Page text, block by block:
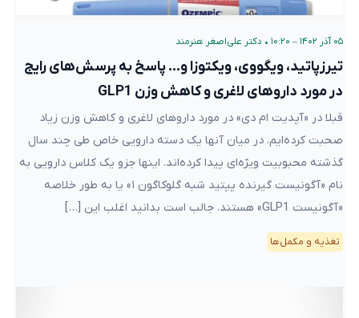
۰۵ آذر ۱۴۰۲ – ۱۰:۲۰ • دکتر علی‌اصغر هنرمند
تیرزپاتید، ویگووی، ویکتوزا و… پاسخ به پرسش‌های رایج
در مورد داروهای لاغری و کاهش وزن GLP1
قبلا در «آپدیت ام دی» در مورد داروهای لاغری و کاهش وزن زیاد
صحبت کرده‌ایم. در میان آنها یک دسته دارویی خاص طی چند سال
گذشته محبوبیت ویژه‌ای پیدا کرده‌اند. اینها جزو یک کلاس دارویی به
نام «آگونیست گیرنده پپتید شبه گلوکاگون ۱» یا به طور خلاصه
«آگونیست GLP1» هستند. جالب است بدانید اغلب این […]
تغذیه و مکمل‌ها